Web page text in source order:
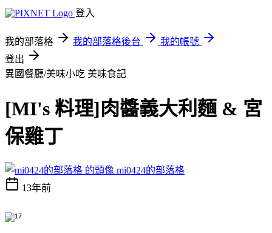
登入
我的部落格 我的部落格後台
我的帳號
登出
異國餐廳/美味小吃 美味食記
[MI's 料理]肉醬義大利麵 & 宮
保雞丁
mi0424的部落格
13年前